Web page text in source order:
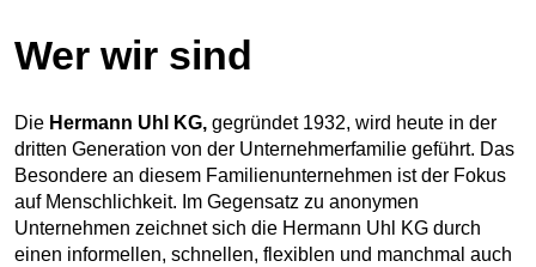
Wer wir sind
Die Hermann Uhl KG, gegründet 1932, wird heute in der
dritten Generation von der Unternehmerfamilie geführt. Das
Besondere an diesem Familienunternehmen ist der Fokus
auf Menschlichkeit. Im Gegensatz zu anonymen
Unternehmen zeichnet sich die Hermann Uhl KG durch
einen informellen, schnellen, flexiblen und manchmal auch